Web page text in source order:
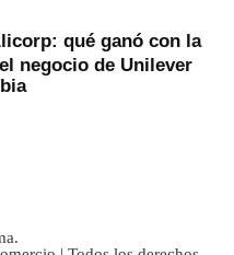
qué ganó con la
negocio de Unilever